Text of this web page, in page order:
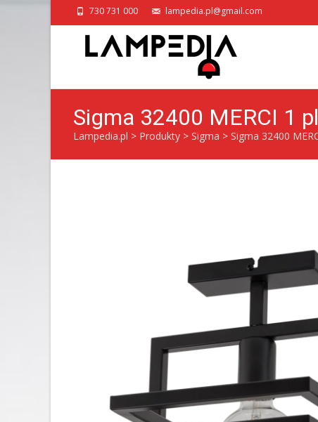
730 731 000 lampedia.pl@gmail.com
Sigma 32400 MERCI 1
Lampedia.pl > Produkty > Sigma > Sigma 32400